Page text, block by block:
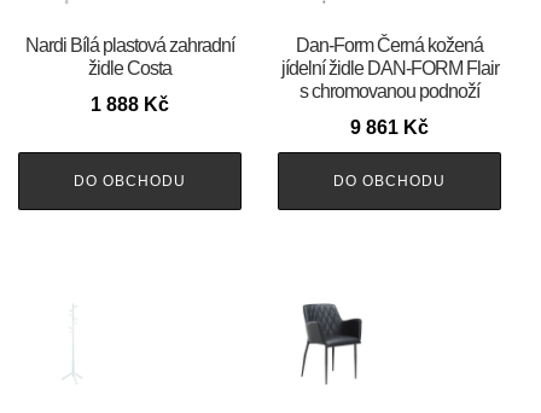
Nardi Bílá plastová zahradní
židle Costa
1 888 Kč
DO OBCHODU
​​​​​Dan-Form Černá kožená
jídelní židle DAN-FORM Flair
s chromovanou podnoží
9 861 Kč
DO OBCHODU